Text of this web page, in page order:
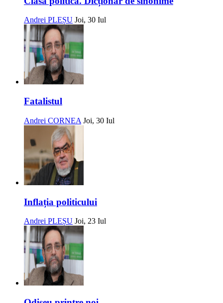
Andrei PLEȘU Joi, 30 Iul
Fatalistul
Andrei CORNEA Joi, 30 Iul
Inflația politicului
Andrei PLEȘU Joi, 23 Iul